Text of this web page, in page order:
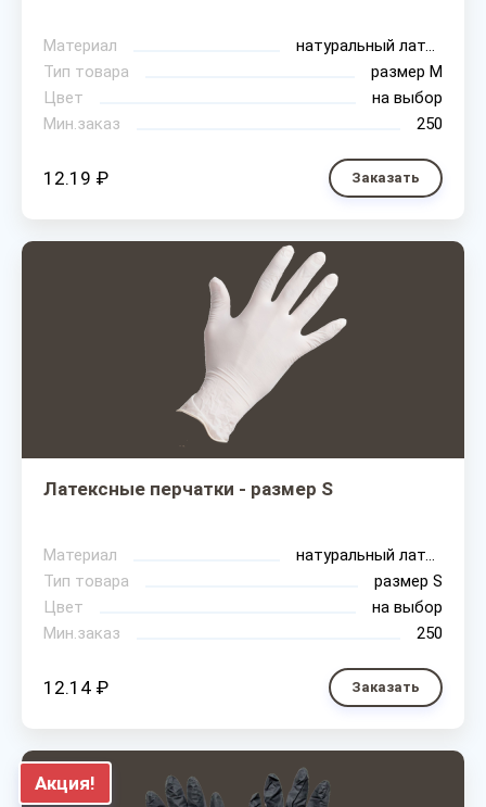
Материал
натуральный латекс
Тип товара
размер М
Цвет
на выбор
Мин.заказ
250
12.19 ₽ Заказать
Латексные перчатки - размер S
Материал
натуральный латекс
Тип товара
размер S
Цвет
на выбор
Мин.заказ
250
12.14 ₽ Заказать
Акция!